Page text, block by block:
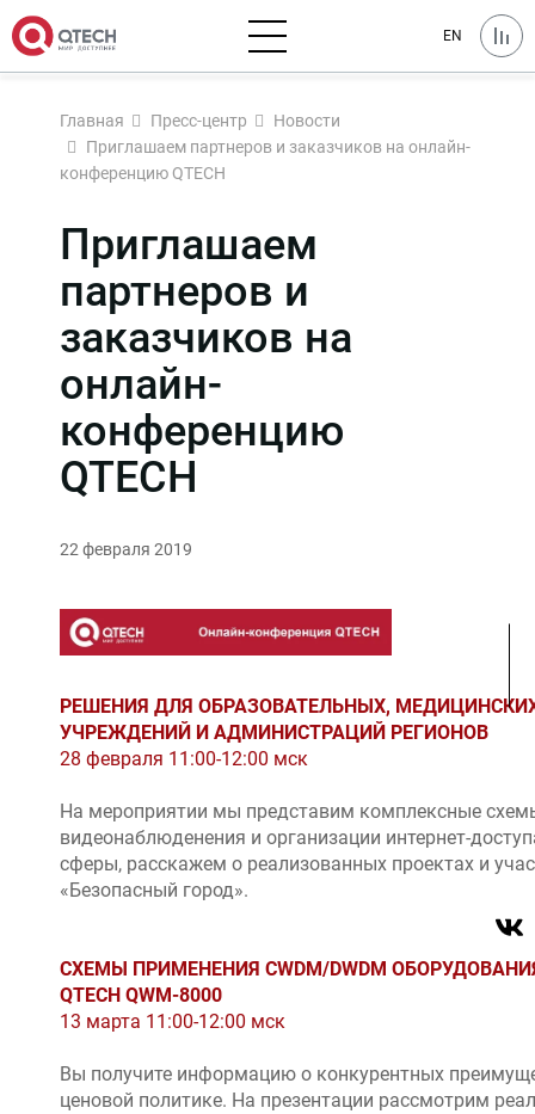
EN
Главная Пресс-центр
Новости
Приглашаем партнеров и заказчиков на онлайн-
конференцию QTECH
Приглашаем
партнеров и
заказчиков на
онлайн-
конференцию
QTECH
22 февраля 2019
РЕШЕНИЯ ДЛЯ ОБРАЗОВАТЕЛЬНЫХ,
УЧРЕЖДЕНИЙ И АДМИНИСТРАЦИЙ РЕГИОНОВ
28 февраля 11:00-12:00 мск
На мероприятии мы представим комплексные
видеонаблюденения и организации интернет-
сферы, расскажем о реализованных проектах и
«Безопасный город».
СХЕМЫ ПРИМЕНЕНИЯ CWDM/DWDM
QTECH QWM-8000
13 марта 11:00-12:00 мск
Вы получите информацию о конкурентных
ценовой политике. На презентации рассмотрим